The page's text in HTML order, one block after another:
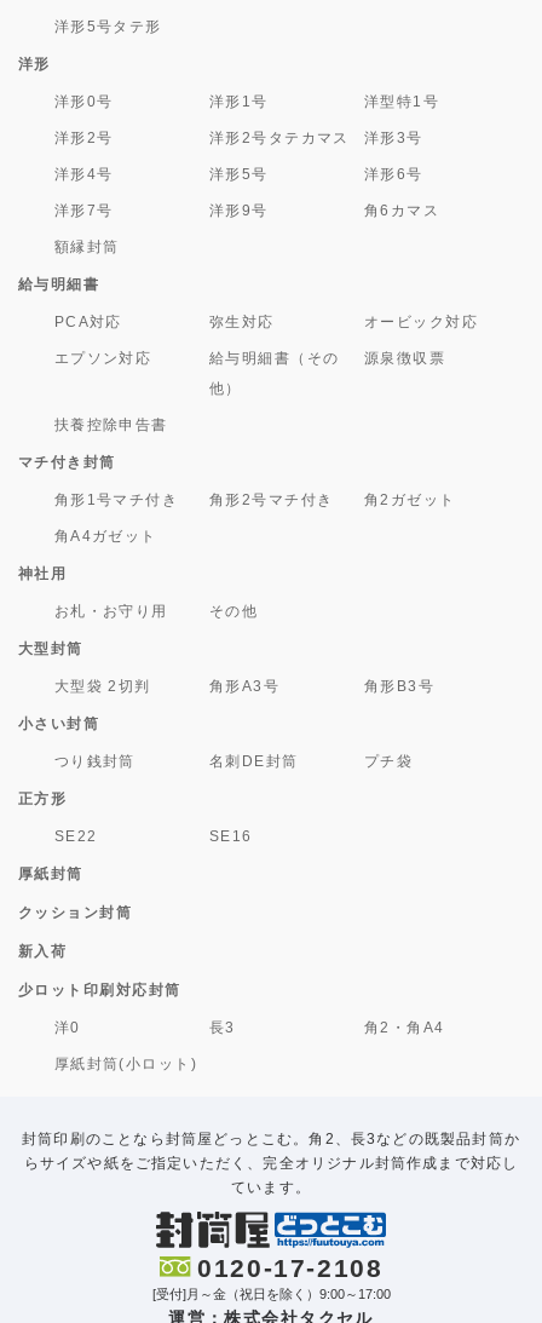
洋形5号タテ形
洋形
洋形0号 洋形1号 洋型特1号
洋形2号 洋形2号タテカマス 洋形3号
洋形4号 洋形5号 洋形6号
洋形7号 洋形9号 角6カマス
額縁封筒
給与明細書
PCA対応 弥生対応 オービック対応
エプソン対応
給与明細書（その
他）
源泉徴収票
扶養控除申告書
マチ付き封筒
角形1号マチ付き 角形2号マチ付き 角2ガゼット
角A4ガゼット
神社用
お札・お守り用 その他
大型封筒
大型袋 2切判 角形A3号 角形B3号
小さい封筒
つり銭封筒 名刺DE封筒 プチ袋
正方形
SE22 SE16
厚紙封筒
クッション封筒
新入荷
少ロット印刷対応封筒
洋0 長3 角2・角A4
厚紙封筒(小ロット)
封筒印刷のことなら封筒屋どっとこむ。角2、長3などの既製品封筒か
らサイズや紙をご指定いただく、完全オリジナル封筒作成まで対応し
ています。
0120-17-2108
[受付]月～金（祝日を除く）9:00～17:00
運営：株式会社タクセル